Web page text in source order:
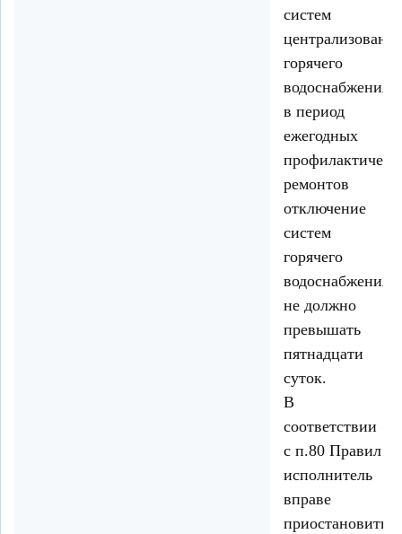
систем
горячего
водоснабжения",
в период
ежегодных
ремонтов
отключение
систем
горячего
водоснабжения
не должно
превышать
пятнадцати
суток.
В
соответствии
с п.80 Правил
исполнитель
вправе
приостановить